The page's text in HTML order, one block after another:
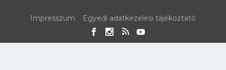
Impresszum Egyedi adatkezelési tájékoztató